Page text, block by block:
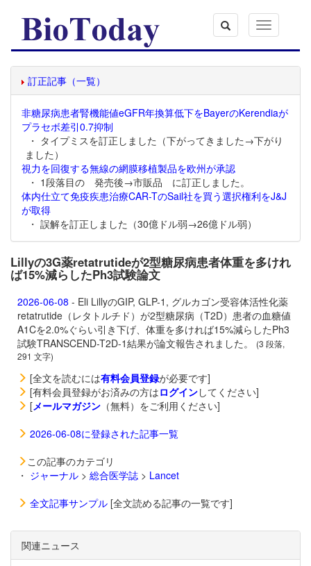
Toggle
navigation
訂正記事（一覧）
非糖尿病患者腎機能値eGFR年換算低下をBayerのKerendiaが
プラセボ差引0.7抑制
・ タイプミスを訂正しました（下がってきました→下がり
ました）
視力を回復する無線の網膜移植製品を欧州が承認
・ 1段落目の 発売後→市販品 に訂正しました。
体内仕立て免疫疾患治療CAR-TのSail社を買う選択権利をJ&J
が取得
・ 誤解を訂正しました（30億ドル弱→26億ドル弱）
Lillyの3G薬retatrutideが2型糖尿病患者体重を多けれ
ば15%減らしたPh3試験論文
2026-06-08 - Eli LillyのGIP, GLP-1, グルカゴン受容体活性化薬
retatrutide（レタトルチド）が2型糖尿病（T2D）患者の血糖値
A1Cを2.0%ぐらい引き下げ、体重を多ければ15%減らしたPh3
試験TRANSCEND-T2D-1結果が論文報告されました。
(3 段落,
291 文字)
[全文を読むには有料会員登録が必要です]
[有料会員登録がお済みの方はログインしてください]
[メールマガジン （無料）をご利用ください]
2026-06-08に登録された記事一覧
この記事のカテゴリ
・ ジャーナル > 総合医学誌 > Lancet
全文記事サンプル [全文読める記事の一覧です]
関連ニュース